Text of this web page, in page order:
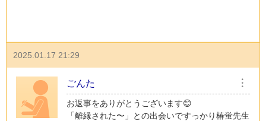
2025.01.17 21:29
ごんた ︙
お返事をありがとうございます😊
「離縁された〜」との出会いですっかり椿蛍先生